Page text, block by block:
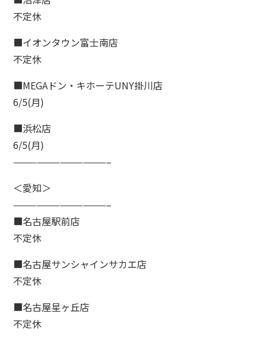
バストアップ・ボディメイクメニュー
ペーン
不定休
■イオンタウン富士南店
不定休
■MEGAドン・キホーテUNY掛川店
6/5(月)
■浜松店
6/5(月)
————————————–
＜愛知＞
————————————–
■名古屋駅前店
不定休
■名古屋サンシャインサカエ店
不定休
■名古屋星ヶ丘店
不定休